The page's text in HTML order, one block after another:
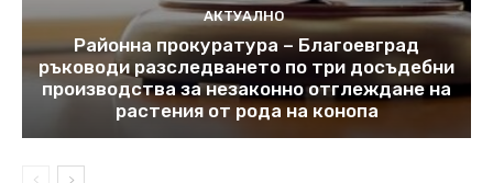
АКТУАЛНО
Районна прокуратура – Благоевград
ръководи разследването по три досъдебни
производства за незаконно отглеждане на
растения от рода на конопа